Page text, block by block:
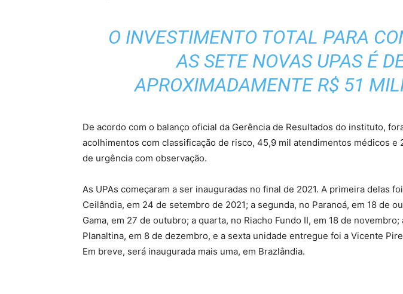
O INVESTIMENTO TOTAL PARA
AS SETE NOVAS UPAS É
APROXIMADAMENTE R$ 51
De acordo com o balanço oficial da Gerência de Resultados do instituto,
acolhimentos com classificação de risco, 45,9 mil atendimentos médicos e
de urgência com observação.
As UPAs começaram a ser inauguradas no final de 2021. A primeira delas
Ceilândia, em 24 de setembro de 2021; a segunda, no Paranoá, em 18 de
Gama, em 27 de outubro; a quarta, no Riacho Fundo II, em 18 de novembro;
Planaltina, em 8 de dezembro, e a sexta unidade entregue foi a Vicente
Em breve, será inaugurada mais uma, em Brazlândia.